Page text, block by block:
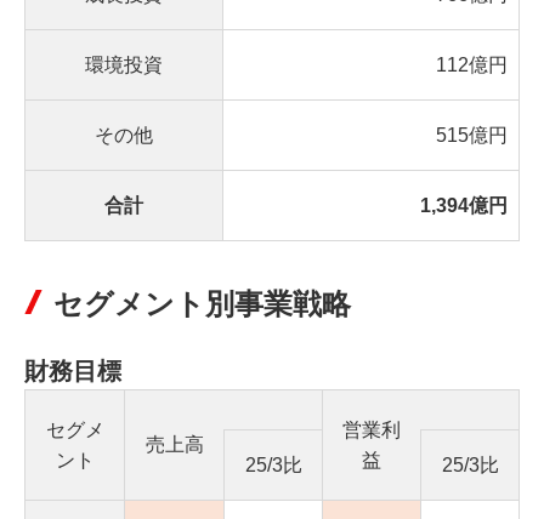
環境投資 112億円
その他 515億円
合計 1,394億円
セグメント別事業戦略
財務目標
セグメ
ント
売上高
営業利
益
25/3比 25/3比